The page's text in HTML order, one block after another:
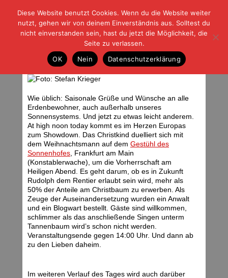
| | |BLOG-GFußball und der Rest
HOME|REGELN|IMPRESSUM |DATENSCHUTZ
Thema: Tradition
Mittwoch, 24.12.08 | 05:38 Uhr
Wie üblich: Saisonale Grüße und Wünsche an alle
Erdenbewohner, auch außerhalb unseres
Sonnensystems. Und jetzt zu etwas leicht anderem.
At high noon today kommt es im Herzen Europas
zum Showdown. Das Christkind duelliert sich mit
dem Weihnachtsmann auf dem Gestühl des
Sonnenhofes , Frankfurt am Main
(Konstablerwache), um die Vorherrschaft am
Heiligen Abend. Es geht darum, ob es in Zukunft
Rudolph dem Rentier erlaubt sein wird, mehr als
50% der Anteile am Christbaum zu erwerben. Als
Zeuge der Auseinandersetzung wurden ein Anwalt
und ein Blogwart bestellt. Gäste sind willkommen,
schlimmer als das anschließende Singen unterm
Tannenbaum wird’s schon nicht werden.
Veranstaltungsende gegen 14:00 Uhr. Und dann ab
zu den Lieben daheim.
Im weiteren Verlauf des Tages wird auch darüber
Diese Website benutzt Cookies. Wenn du die Website weiter
nutzt, gehen wir von deinem Einverständnis aus. Solltest du
nicht einverstanden sein, hast du jetzt die Möglichkeit, die
Seite zu verlassen.
OK
Nein Datenschutzerklärung